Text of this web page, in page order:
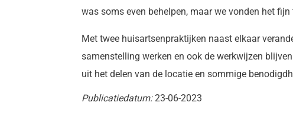
was soms even behelpen, maar we vonden het
Met twee huisartsenpraktijken naast elkaar
samenstelling werken en ook de werkwijzen
uit het delen van de locatie en sommige
Publicatiedatum:23-06-2023